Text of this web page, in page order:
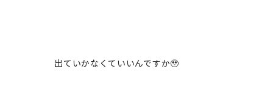
出ていかなくていいんですか🥹